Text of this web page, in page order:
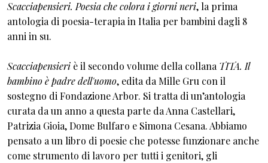
Scacciapensieri. Poesia che colora i giorni neri, la prima
antologia di poesia-terapia in Italia per bambini dagli 8
anni in su.
Scacciapensieri è il secondo volume della collana TITA. Il
bambino è padre dell'uomo, edita da Mille Gru con il
sostegno di Fondazione Arbor. Si tratta di un’antologia
curata da un anno a questa parte da Anna Castellari,
Patrizia Gioia, Dome Bulfaro e Simona Cesana. Abbiamo
pensato a un libro di poesie che potesse funzionare anche
come strumento di lavoro per tutti i genitori, gli